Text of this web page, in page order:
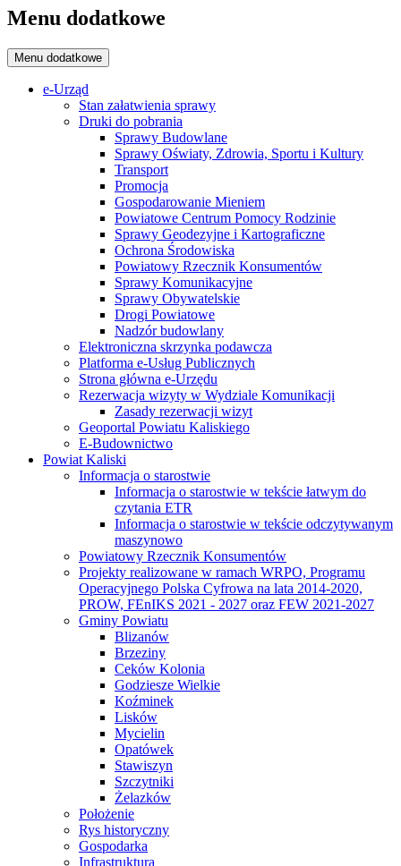
Menu dodatkowe
Menu dodatkowe
e-Urząd
Stan załatwienia sprawy
Druki do pobrania
Sprawy Budowlane
Sprawy Oświaty, Zdrowia, Sportu i Kultury
Transport
Promocja
Gospodarowanie Mieniem
Powiatowe Centrum Pomocy Rodzinie
Sprawy Geodezyjne i Kartograficzne
Ochrona Środowiska
Powiatowy Rzecznik Konsumentów
Sprawy Komunikacyjne
Sprawy Obywatelskie
Drogi Powiatowe
Nadzór budowlany
Elektroniczna skrzynka podawcza
Platforma e-Usług Publicznych
Strona główna e-Urzędu
Rezerwacja wizyty w Wydziale Komunikacji
Zasady rezerwacji wizyt
Geoportal Powiatu Kaliskiego
E-Budownictwo
Powiat Kaliski
Informacja o starostwie
Informacja o starostwie w tekście łatwym do
czytania ETR
Informacja o starostwie w tekście odczytywanym
maszynowo
Powiatowy Rzecznik Konsumentów
Projekty realizowane w ramach WRPO, Programu
Operacyjnego Polska Cyfrowa na lata 2014-2020,
PROW, FEnIKS 2021 - 2027 oraz FEW 2021-2027
Gminy Powiatu
Blizanów
Brzeziny
Ceków Kolonia
Godziesze Wielkie
Koźminek
Lisków
Mycielin
Opatówek
Stawiszyn
Szczytniki
Żelazków
Położenie
Rys historyczny
Gospodarka
Infrastruktura